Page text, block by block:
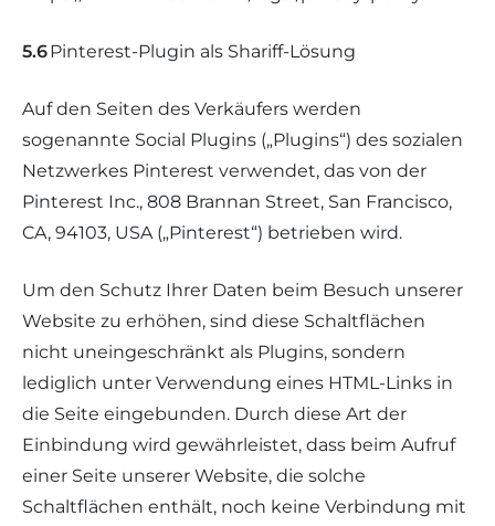
5.6Pinterest-Plugin als Shariff-Lösung
Auf den Seiten des Verkäufers werden
sogenannte Social Plugins („Plugins“) des sozialen
Netzwerkes Pinterest verwendet, das von der
Pinterest Inc., 808 Brannan Street, San Francisco,
CA, 94103, USA („Pinterest“) betrieben wird.
Um den Schutz Ihrer Daten beim Besuch unserer
Website zu erhöhen, sind diese Schaltflächen
nicht uneingeschränkt als Plugins, sondern
lediglich unter Verwendung eines HTML-Links in
die Seite eingebunden. Durch diese Art der
Einbindung wird gewährleistet, dass beim Aufruf
einer Seite unserer Website, die solche
Schaltflächen enthält, noch keine Verbindung mit